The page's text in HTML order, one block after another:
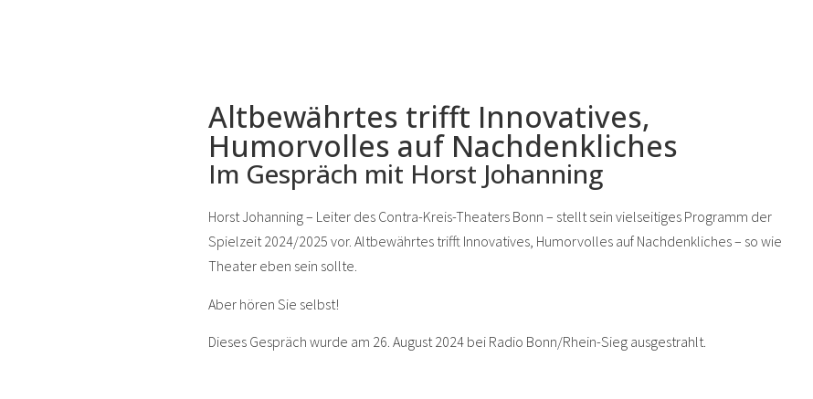
Altbewährtes trifft Innovatives,
Humorvolles auf Nachdenkliches
Im Gespräch mit Horst Johanning
Horst Johanning – Leiter des Contra-Kreis-Theaters Bonn – stellt sein vielseitiges Programm der
Spielzeit 2024/2025 vor. Altbewährtes trifft Innovatives, Humorvolles auf Nachdenkliches – so wie
Theater eben sein sollte.
Aber hören Sie selbst!
Dieses Gespräch wurde am 26. August 2024 bei Radio Bonn/Rhein-Sieg ausgestrahlt.